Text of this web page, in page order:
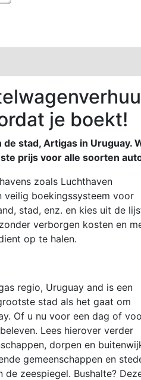
je boekt!
stad, Artigas in Uruguay.
prijs voor alle soorten
zoals Luchthaven
veilig boekingssysteem voor
stad, enz. en kies uit de
verborgen kosten en
op te halen.
regio, Uruguay and is een
stad als het gaat om
Of u nu voor een dag of
Lees hierover verder
dorpen en
gemeenschappen en
zeespiegel. Bushalte?